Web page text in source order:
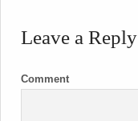
Leave a Reply
Comment